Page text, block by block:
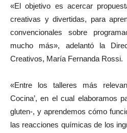
«El objetivo es acercar
creativas y divertidas, para
convencionales sobre
mucho más», adelantó la
Creativos, María Fernanda Rossi.
«Entre los talleres más
Cocina’, en el cual elaboramos
gluten-, y aprendemos cómo
las reacciones químicas de los